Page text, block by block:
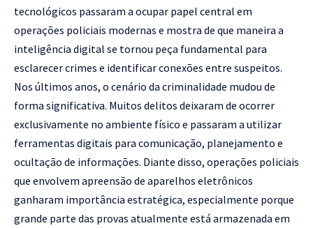
tecnológicos passaram a ocupar papel central em
operações policiais modernas e mostra de que maneira a
inteligência digital se tornou peça fundamental para
esclarecer crimes e identificar conexões entre suspeitos.
Nos últimos anos, o cenário da criminalidade mudou de
forma significativa. Muitos delitos deixaram de ocorrer
exclusivamente no ambiente físico e passaram a utilizar
ferramentas digitais para comunicação, planejamento e
ocultação de informações. Diante disso, operações policiais
que envolvem apreensão de aparelhos eletrônicos
ganharam importância estratégica, especialmente porque
grande parte das provas atualmente está armazenada em